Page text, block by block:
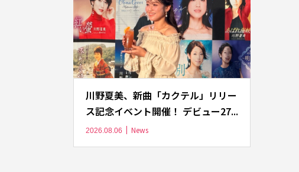
川野夏美、新曲「カクテル」リリー
ス記念イベント開催！ デビュー27...
2026.08.06 News